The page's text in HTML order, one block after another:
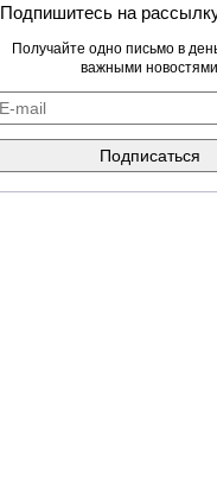
Подпишитесь на
Получайте одно письмо в
важными новостями